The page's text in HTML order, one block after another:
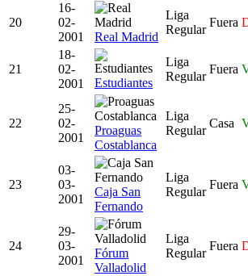
20
16-
02-
2001
Real Madrid
Liga
Regular
Fuera
21
18-
02-
2001
Estudiantes
Liga
Regular
Fuera
22
25-
02-
2001
Proaguas
Costablanca
Liga
Regular
Casa
23
03-
03-
2001
Caja San
Fernando
Liga
Regular
Fuera
24
29-
03-
2001
Fórum
Valladolid
Liga
Regular
Fuera